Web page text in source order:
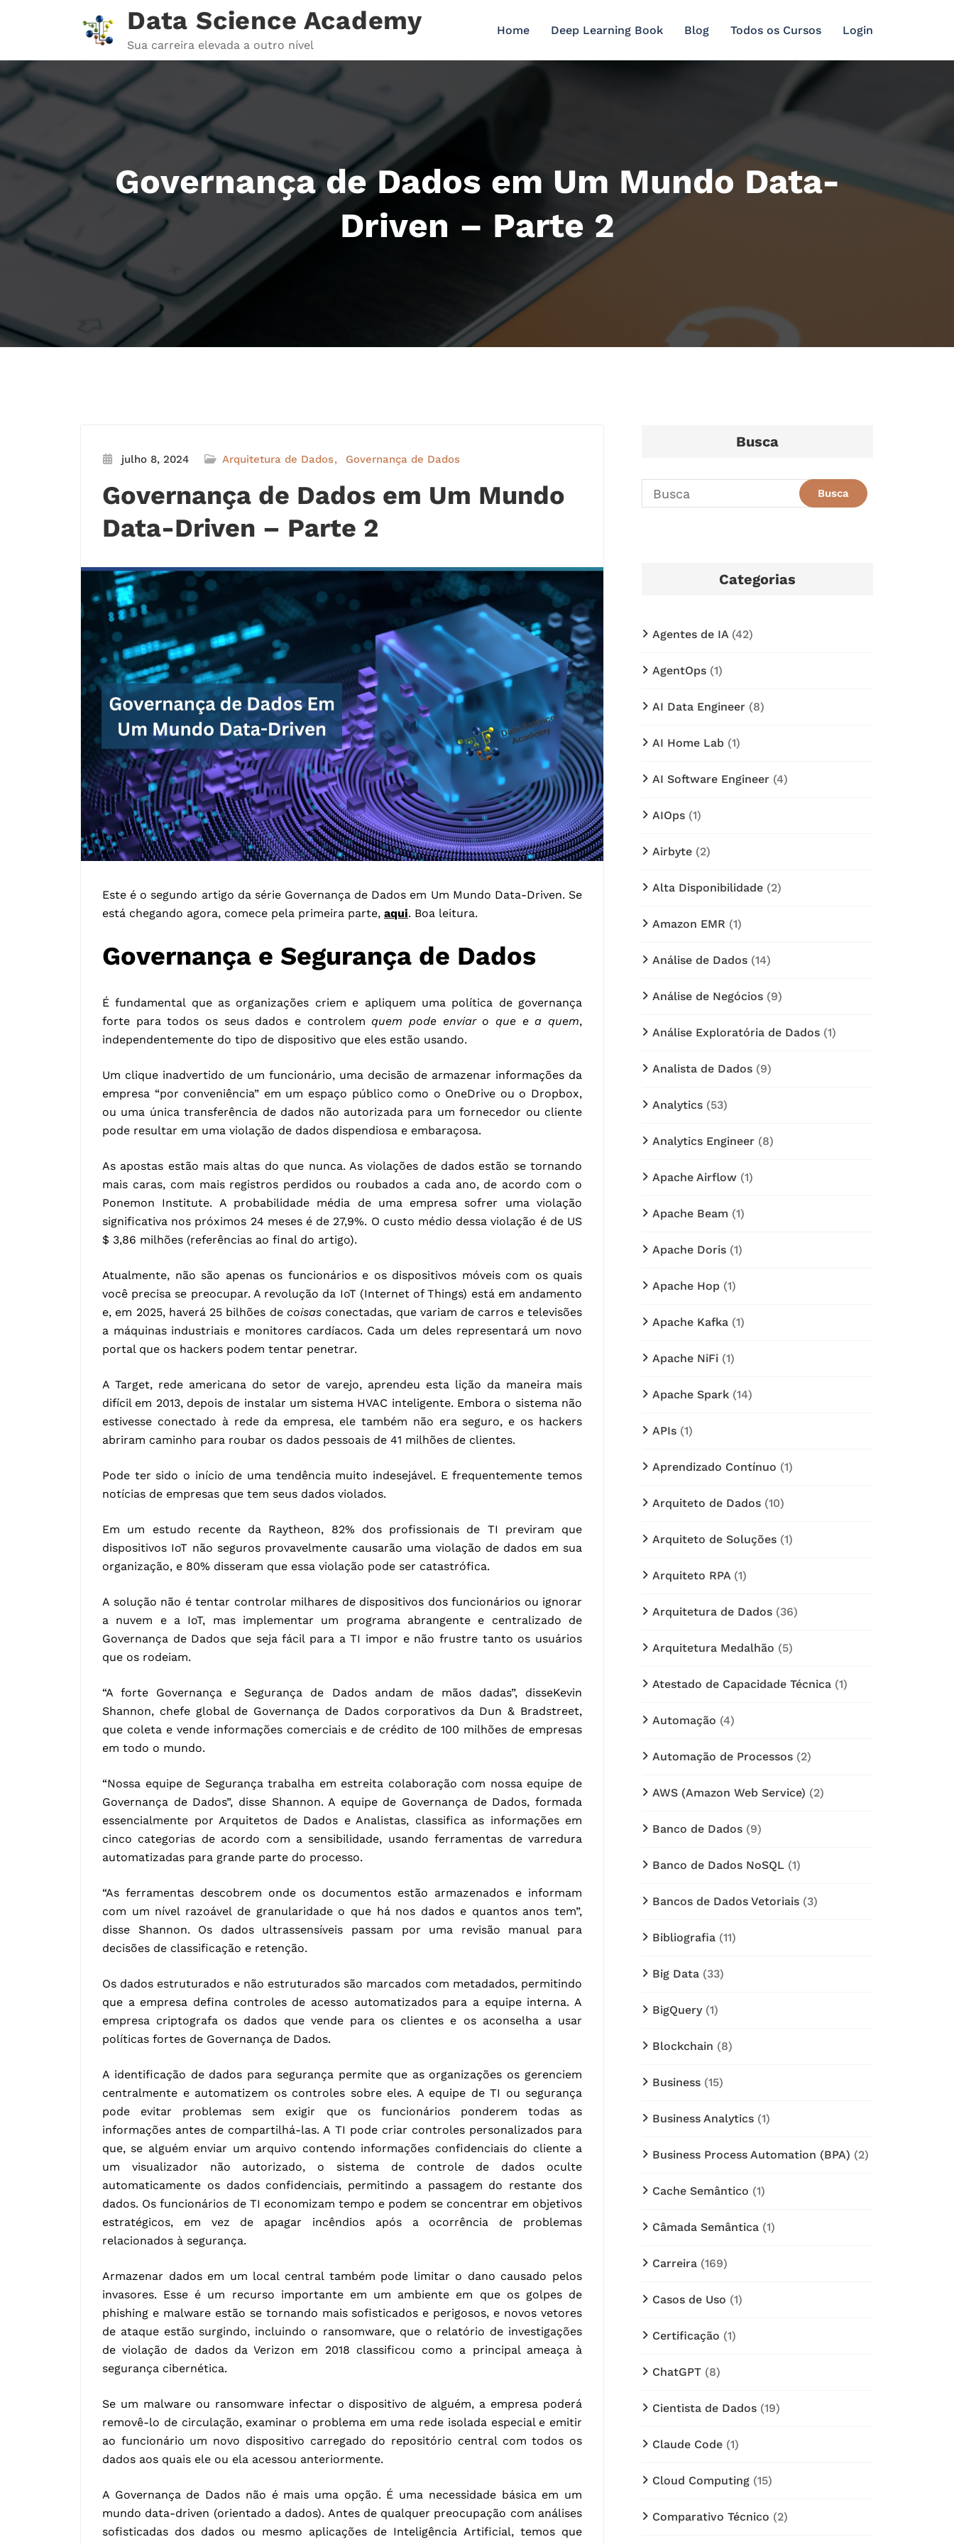
conteúdo
Data Science Academy
Sua carreira elevada a outro nível
Home Deep Learning Book Blog Todos os Cursos Login
Governança de Dados em Um Mundo Data-
Driven – Parte 2
julho 8, 2024 Arquitetura de Dados Governança de Dados
Governança de Dados em Um Mundo
Data-Driven – Parte 2
Este é o segundo artigo da série Governança de Dados em Um Mundo Data-Driven. Se
está chegando agora, comece pela primeira parte, aqui. Boa leitura.
Governança e Segurança de Dados
É fundamental que as organizações criem e apliquem uma política de governança
forte para todos os seus dados e controlemquem pode enviar o que e a quem,
independentemente do tipo de dispositivo que eles estão usando.
Um clique inadvertido de um funcionário, uma decisão de armazenar informações da
empresa “por conveniência” em um espaço público como o OneDrive ou o Dropbox,
ou uma única transferência de dados não autorizada para um fornecedor ou cliente
pode resultar em uma violação de dados dispendiosa e embaraçosa.
As apostas estão mais altas do que nunca. As violações de dados estão se tornando
mais caras, com mais registros perdidos ou roubados a cada ano, de acordo com o
Ponemon Institute. A probabilidade média de uma empresa sofrer uma violação
significativa nos próximos 24 meses é de 27,9%. O custo médio dessa violação é de US
$ 3,86 milhões (referências ao final do artigo).
Atualmente, não são apenas os funcionários e os dispositivos móveis com os quais
você precisa se preocupar. A revolução da IoT (Internet of Things) está em andamento
e, em 2025, haverá 25 bilhões de coisas conectadas, que variam de carros e televisões
a máquinas industriais e monitores cardíacos. Cada um deles representará um novo
portal que os hackers podem tentar penetrar.
A Target, rede americana do setor de varejo, aprendeu esta lição da maneira mais
difícil em 2013, depois de instalar um sistema HVAC inteligente. Embora o sistema não
estivesse conectado à rede da empresa, ele também não era seguro, e os hackers
abriram caminho para roubar os dados pessoais de 41 milhões de clientes.
Pode ter sido o início de uma tendência muito indesejável. E frequentemente temos
notícias de empresas que tem seus dados violados.
Em um estudo recente da Raytheon, 82% dos profissionais de TI previram que
dispositivos IoT não seguros provavelmente causarão uma violação de dados em sua
organização, e 80% disseram que essa violação pode ser catastrófica.
A solução não é tentar controlar milhares de dispositivos dos funcionários ou ignorar
a nuvem e a IoT, mas implementar um programa abrangente e centralizado de
Governança de Dados que seja fácil para a TI impor e não frustre tanto os usuários
que os rodeiam.
“A forte Governança e Segurança de Dados andam de mãos dadas”, disseKevin
Shannon, chefe global de Governança de Dados corporativos da Dun & Bradstreet,
que coleta e vende informações comerciais e de crédito de 100 milhões de empresas
em todo o mundo.
“Nossa equipe de Segurança trabalha em estreita colaboração com nossa equipe de
Governança de Dados”, disse Shannon. A equipe de Governança de Dados, formada
essencialmente por Arquitetos de Dados e Analistas, classifica as informações em
cinco categorias de acordo com a sensibilidade, usando ferramentas de varredura
automatizadas para grande parte do processo.
“As ferramentas descobrem onde os documentos estão armazenados e informam
com um nível razoável de granularidade o que há nos dados e quantos anos tem”,
disse Shannon. Os dados ultrassensíveis passam por uma revisão manual para
decisões de classificação e retenção.
Os dados estruturados e não estruturados são marcados com metadados, permitindo
que a empresa defina controles de acesso automatizados para a equipe interna. A
empresa criptografa os dados que vende para os clientes e os aconselha a usar
políticas fortes de Governança de Dados.
A identificação de dados para segurança permite que as organizações os gerenciem
centralmente e automatizem os controles sobre eles. A equipe de TI ou segurança
pode evitar problemas sem exigir que os funcionários ponderem todas as
informações antes de compartilhá-las. A TI pode criar controles personalizados para
que, se alguém enviar um arquivo contendo informações confidenciais do cliente a
um visualizador não autorizado, o sistema de controle de dados oculte
automaticamente os dados confidenciais, permitindo a passagem do restante dos
dados. Os funcionários de TI economizam tempo e podem se concentrar em objetivos
estratégicos, em vez de apagar incêndios após a ocorrência de problemas
relacionados à segurança.
Armazenar dados em um local central também pode limitar o dano causado pelos
invasores. Esse é um recurso importante em um ambiente em que os golpes de
phishing e malware estão se tornando mais sofisticados e perigosos, e novos vetores
de ataque estão surgindo, incluindo o ransomware, que o relatório de investigações
de violação de dados da Verizon em 2018 classificou como a principal ameaça à
segurança cibernética.
Se um malware ou ransomware infectar o dispositivo de alguém, a empresa poderá
removê-lo de circulação, examinar o problema em uma rede isolada especial e emitir
ao funcionário um novo dispositivo carregado do repositório central com todos os
dados aos quais ele ou ela acessou anteriormente.
A Governança de Dados não é mais uma opção. É uma necessidade básica em um
mundo data-driven (orientado a dados). Antes de qualquer preocupação com análises
sofisticadas dos dados ou mesmo aplicações de Inteligência Artificial, temos que
Busca
Categorias
Agentes de IA(42)
AgentOps (1)
AI Data Engineer (8)
AI Home Lab (1)
AI Software Engineer (4)
AIOps (1)
Airbyte (2)
Alta Disponibilidade (2)
Amazon EMR (1)
Análise de Dados (14)
Análise de Negócios (9)
Análise Exploratória de Dados (1)
Analista de Dados (9)
Analytics (53)
Analytics Engineer (8)
Apache Airflow (1)
Apache Beam (1)
Apache Doris (1)
Apache Hop (1)
Apache Kafka (1)
Apache NiFi (1)
Apache Spark (14)
APIs (1)
Aprendizado Contínuo (1)
Arquiteto de Dados (10)
Arquiteto de Soluções (1)
Arquiteto RPA(1)
Arquitetura de Dados (36)
Arquitetura Medalhão (5)
Atestado de Capacidade Técnica (1)
Automação (4)
Automação de Processos (2)
AWS (Amazon Web Service) (2)
Banco de Dados (9)
Banco de Dados NoSQL (1)
Bancos de Dados Vetoriais (3)
Bibliografia (11)
Big Data (33)
BigQuery(1)
Blockchain (8)
Business (15)
Business Analytics (1)
Business Process Automation (BPA) (2)
Cache Semântico (1)
Câmada Semântica (1)
Carreira (169)
Casos de Uso (1)
Certificação (1)
ChatGPT (8)
Cientista de Dados (19)
Claude Code (1)
Cloud Computing (15)
Comparativo Técnico (2)